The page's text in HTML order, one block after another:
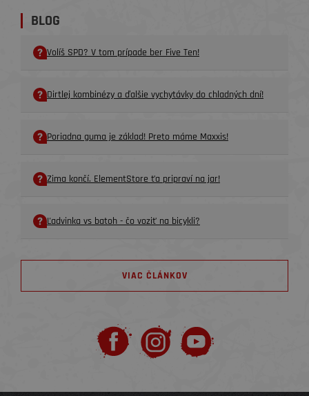
BLOG
Volíš SPD? V tom prípade ber Five Ten!
Dirtlej kombinézy a ďalšie vychytávky do chladných dní!
Poriadna guma je základ! Preto máme Maxxis!
Zima končí. ElementStore ťa pripraví na jar!
Ľadvinka vs batoh - čo voziť na bicykli?
VIAC ČLÁNKOV